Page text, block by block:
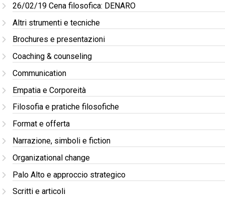
26/02/19 Cena filosofica: DENARO
Altri strumenti e tecniche
Brochures e presentazioni
Coaching & counseling
Communication
Empatia e Corporeità
Filosofia e pratiche filosofiche
Format e offerta
Narrazione, simboli e fiction
Organizational change
Palo Alto e approccio strategico
Scritti e articoli